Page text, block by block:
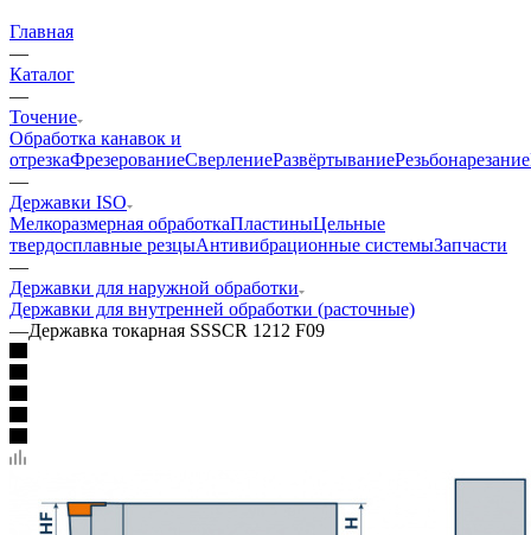
Главная
—
Каталог
—
Точение
Обработка канавок и
отрезкаФрезерованиеСверлениеРазвёртываниеРезьбонарезание
—
Державки ISO
Мелкоразмерная обработкаПластиныЦельные
твердосплавные резцыАнтивибрационные системыЗапчасти
—
Державки для наружной обработки
Державки для внутренней обработки (расточные)
—Державка токарная SSSCR 1212 F09